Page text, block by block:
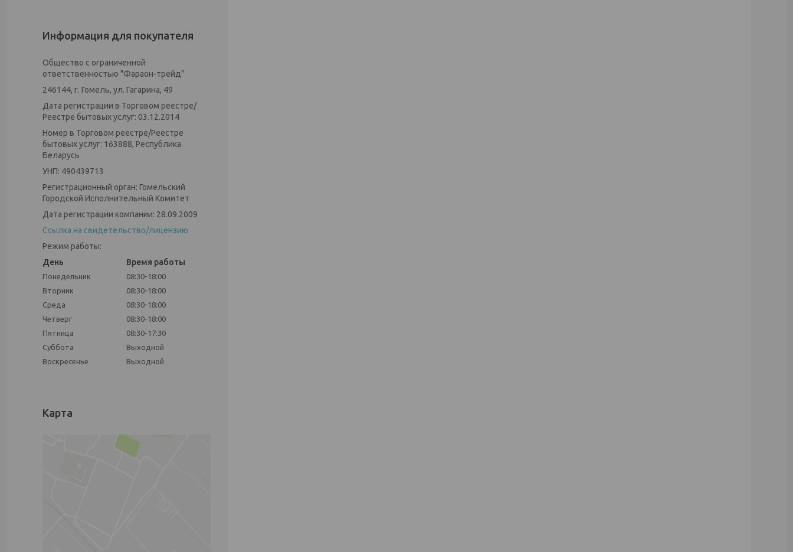
Информация для покупателя
Общество с ограниченной
ответственностью "Фараон-трейд"
246144, г. Гомель, ул. Гагарина, 49
Дата регистрации в Торговом реестре/
Реестре бытовых услуг: 03.12.2014
Номер в Торговом реестре/Реестре
бытовых услуг: 163888, Республика
Беларусь
УНП: 490439713
Регистрационный орган: Гомельский
Городской Исполнительный Комитет
Дата регистрации компании: 28.09.2009
Ссылка на свидетельство/лицензию
Режим работы:
День
Время работы
Понедельник
08:30-18:00
Вторник
08:30-18:00
Среда
08:30-18:00
Четверг
08:30-18:00
Пятница
08:30-17:30
Суббота
Выходной
Воскресенье
Выходной
Карта